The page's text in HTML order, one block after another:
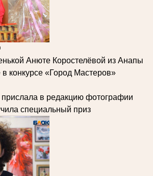
Анюте Коростелёвой из Анапы
в конкурсе «Город Мастеров»
в редакцию фотографии
специальный приз